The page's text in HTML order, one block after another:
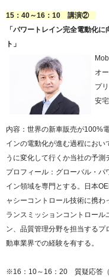
15：40～16：10 講演②
「パワートレイン完全電動化
ト」
オ
プ
安
内容：世界の新車販売が100%
インの電動化が進む過程におい
うに変化して行くか当社の予測
プロフィール：グローバル・パ
イン領域を専門とする。日本
ャシーコントロール技術に携
ランスミッションコントロール
ン、品質管理分野を担当する
動車業界での経験を有する。
※16：10～16：20 質疑応答（